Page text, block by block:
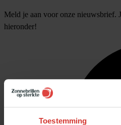
Toestemming
Meld je aan voor onze nieuwsbrief.
hieronder!